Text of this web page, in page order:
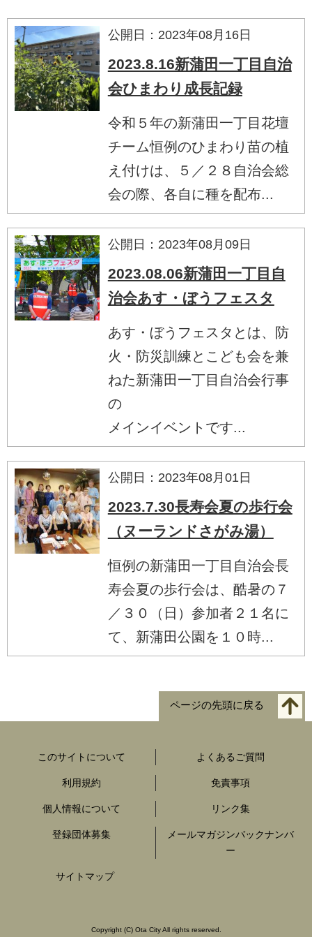
公開日：2023年08月16日
2023.8.16新蒲田一丁目自治
会ひまわり成長記録
令和５年の新蒲田一丁目花壇
チーム恒例のひまわり苗の植
え付けは、５／２８自治会総
会の際、各自に種を配布...
公開日：2023年08月09日
2023.08.06新蒲田一丁目自
治会あす・ぼうフェスタ
あす・ぼうフェスタとは、防
火・防災訓練とこども会を兼
ねた新蒲田一丁目自治会行事
の
メインイベントです...
公開日：2023年08月01日
2023.7.30長寿会夏の歩行会
（ヌーランドさがみ湯）
恒例の新蒲田一丁目自治会長
寿会夏の歩行会は、酷暑の７
／３０（日）参加者２１名に
て、新蒲田公園を１０時...
ページの先頭に戻る
このサイトについて よくあるご質問
利用規約 免責事項
個人情報について リンク集
登録団体募集
メールマガジンバックナンバ
ー
サイトマップ
Copyright (C) Ota City All rights reserved.